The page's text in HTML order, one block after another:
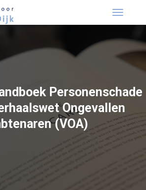
Personenschade
Ongevallen
(VOA)